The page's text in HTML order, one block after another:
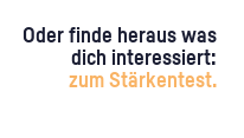
Oder finde heraus was
dich interessiert:
zum Stärkentest.